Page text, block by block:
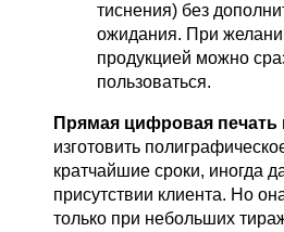
тиснения) без
ожидания. При
продукцией можно
пользоваться.
Прямая цифровая печать
изготовить
кратчайшие сроки, иногда
присутствии клиента. Но
только при небольших